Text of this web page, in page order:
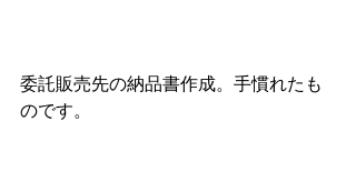
委託販売先の納品書作成。手慣れたも
のです。